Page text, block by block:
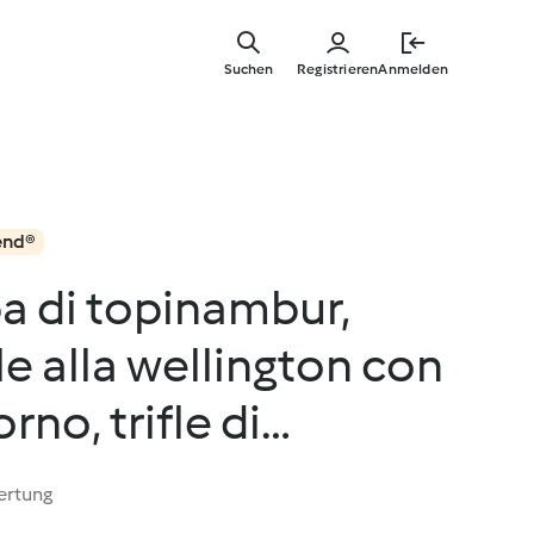
RegistrierenAnmelden
Suchen
di topinambur,
alla wellington con
trifle di